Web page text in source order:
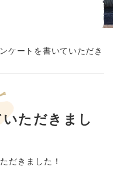
ケートを書いていただき
ただきまし